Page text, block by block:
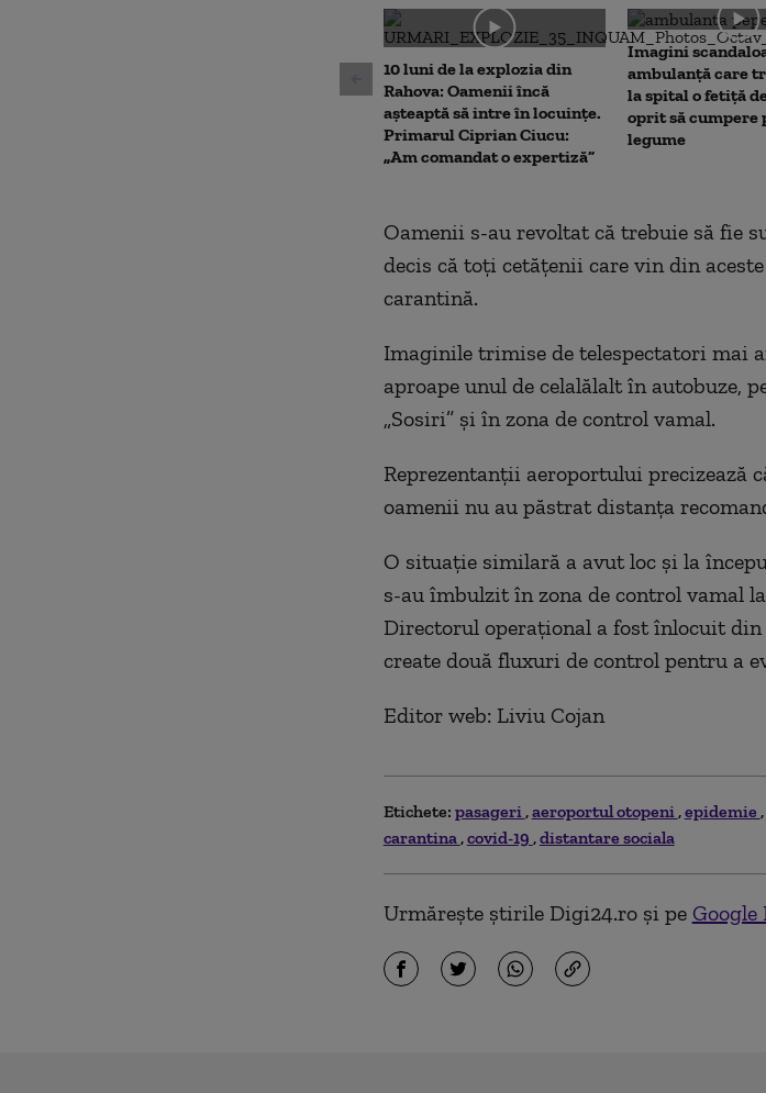
0
secondsVolume
90%
10 luni de la explozia din
Rahova: Oamenii încă
așteaptă să intre în locuințe.
Primarul Ciprian Ciucu:
„Am comandat o expertiză”
Imagini
ambulanță care
la spital o fetiță
oprit să cumpere
legume
Oamenii s-au revoltat că trebuie să fie
decis că toți cetățenii care vin din
carantină.
Imaginile trimise de telespectatori mai
aproape unul de celalălalt în autobuze,
„Sosiri” și în zona de control vamal.
Reprezentanții aeroportului precizează
oamenii nu au păstrat distanța
O situație similară a avut loc și la
s-au îmbulzit în zona de control vamal
Directorul operațional a fost înlocuit
create două fluxuri de control pentru a
Editor web: Liviu Cojan
Etichete: pasageri aeroportul otopeni epidemie
carantina covid-19 distantare sociala
Urmărește știrile Digi24.ro și pe Google